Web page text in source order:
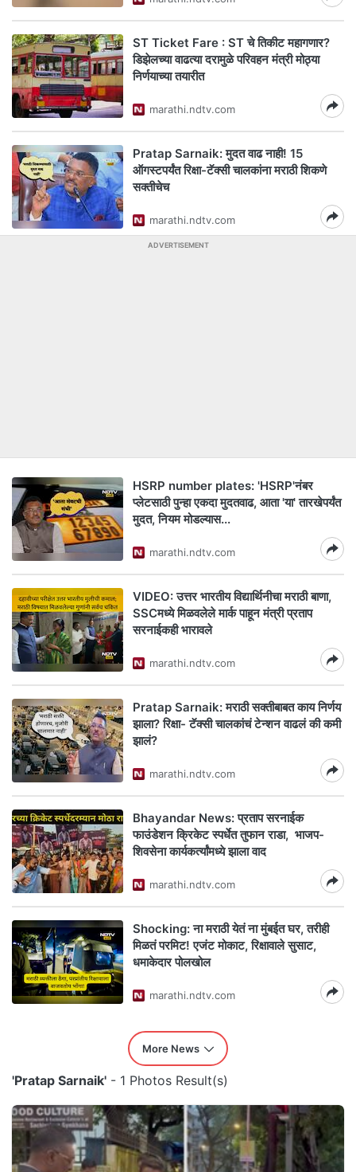
ST Ticket Fare : ST चे तिकीट महागणार?
डिझेलच्या वाढत्या दरामुळे परिवहन मंत्री मोठ्या
निर्णयाच्या तयारीत
marathi.ndtv.com
Pratap Sarnaik: मुदत वाढ नाही! 15
ऑगस्टपर्यंत रिक्षा-टॅक्सी चालकांना मराठी शिकणे
सक्तीचेच
marathi.ndtv.com
ADVERTISEMENT
HSRP number plates: 'HSRP'नंबर
प्लेटसाठी पुन्हा एकदा मुदतवाढ, आता 'या' तारखेपर्यंत
मुदत, नियम मोडल्यास...
marathi.ndtv.com
VIDEO: उत्तर भारतीय विद्यार्थिनीचा मराठी बाणा,
SSCमध्ये मिळवलेले मार्क पाहून मंत्री प्रताप
सरनाईकही भारावले
marathi.ndtv.com
Pratap Sarnaik: मराठी सक्तीबाबत काय निर्णय
झाला? रिक्षा- टॅक्सी चालकांचं टेन्शन वाढलं की कमी
झालं?
marathi.ndtv.com
Bhayandar News: प्रताप सरनाईक
फाउंडेशन क्रिकेट स्पर्धेत तुफान राडा, भाजप-
शिवसेना कार्यकर्त्यांमध्ये झाला वाद
marathi.ndtv.com
Shocking: ना मराठी येतं ना मुंबईत घर, तरीही
मिळतं परमिट! एजंट मोकाट, रिक्षावाले सुसाट,
धमाकेदार पोलखोल
marathi.ndtv.com
More News
'Pratap Sarnaik' - 1 Photos Result(s)